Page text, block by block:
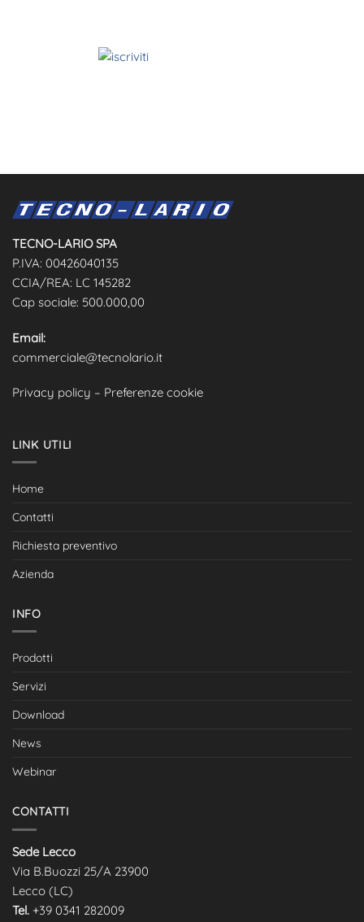
TECNO-LARIO SPA
P.IVA: 00426040135
CCIA/REA: LC 145282
Cap sociale: 500.000,00
Email:
commerciale@tecnolario.it
Privacy policy – Preferenze cookie
LINK UTILI
Home
Contatti
Richiesta preventivo
Azienda
INFO
Prodotti
Servizi
Download
News
Webinar
CONTATTI
Sede Lecco
Via B.Buozzi 25/A 23900
Lecco (LC)
Tel. +39 0341 282009